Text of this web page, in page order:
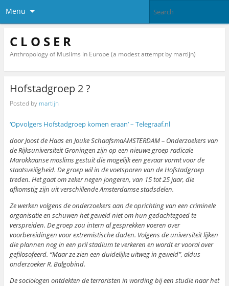
Menu
C L O S E R
Anthropology of Muslims in Europe (a modest attempt by martijn)
Hofstadgroep 2 ?
Posted by martijn
‘Opvolgers Hofstadgroep komen eraan’ – Telegraaf.nl
door Joost de Haas en Jouke SchaafsmaAMSTERDAM – Onderzoekers van
de Rijksuniversiteit Groningen zijn op een nieuwe groep radicale
Marokkaanse moslims gestuit die mogelijk een gevaar vormt voor de
staatsveiligheid. De groep wil in de voetsporen van de Hofstadgroep
treden. Het gaat om zeker negen jongeren, van 15 tot 25 jaar, die
afkomstig zijn uit verschillende Amsterdamse stadsdelen.
Ze werken volgens de onderzoekers aan de oprichting van een criminele
organisatie en schuwen het geweld niet om hun gedachtegoed te
verspreiden. De groep zou intern al gesprekken voeren over
voorbereidingen voor extremistische daden. Volgens de universiteit lijken
die plannen nog in een pril stadium te verkeren en wordt er vooral over
gefilosofeerd. “Maar ze zien een duidelijke uitweg in geweld”, aldus
onderzoeker R. Balgobind.
De sociologen ontdekten de terroristen in wording bij een studie naar het